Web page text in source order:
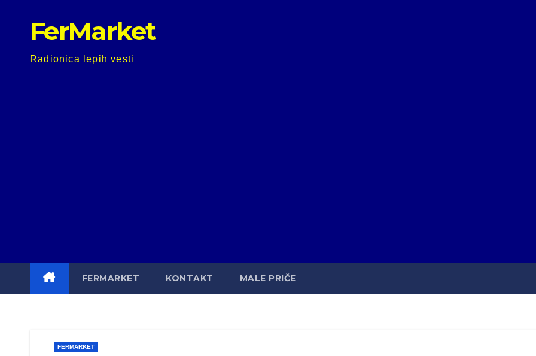
FerMarket
Radionica lepih vesti
FERMARKET KONTAKT MALE PRIČE
FERMARKET